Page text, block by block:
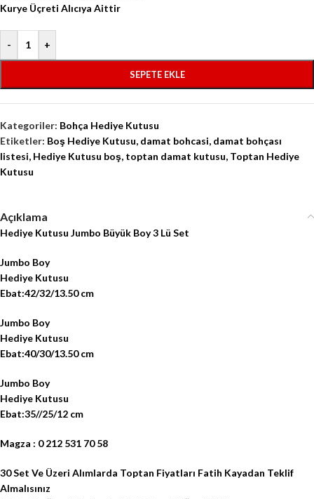
Kurye Üçreti Alıcıya Aittir
- +
SEPETE EKLE
Kategoriler: Bohça Hediye Kutusu
Etiketler: Boş Hediye Kutusu, damat bohcasi, damat bohçası
listesi, Hediye Kutusu boş, toptan damat kutusu, Toptan Hediye
Kutusu
Açıklama
Hediye Kutusu Jumbo Büyük Boy 3 Lü Set
Jumbo Boy
Hediye Kutusu
Ebat:42/32/13.50 cm
Jumbo Boy
Hediye Kutusu
Ebat:40/30/13.50 cm
Jumbo Boy
Hediye Kutusu
Ebat:35//25/12 cm
Magza : 0 212 531 70 58
30 Set Ve Üzeri Alımlarda Toptan Fiyatları Fatih Kayadan Teklif
Almalısınız